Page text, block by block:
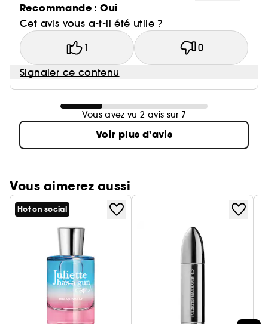
Recommande : Oui
Cet avis vous a-t-il été utile ?
1 0
Signaler ce contenu
Vous avez vu 2 avis sur 7
Voir plus d'avis
Vous aimerez aussi
Hot on social